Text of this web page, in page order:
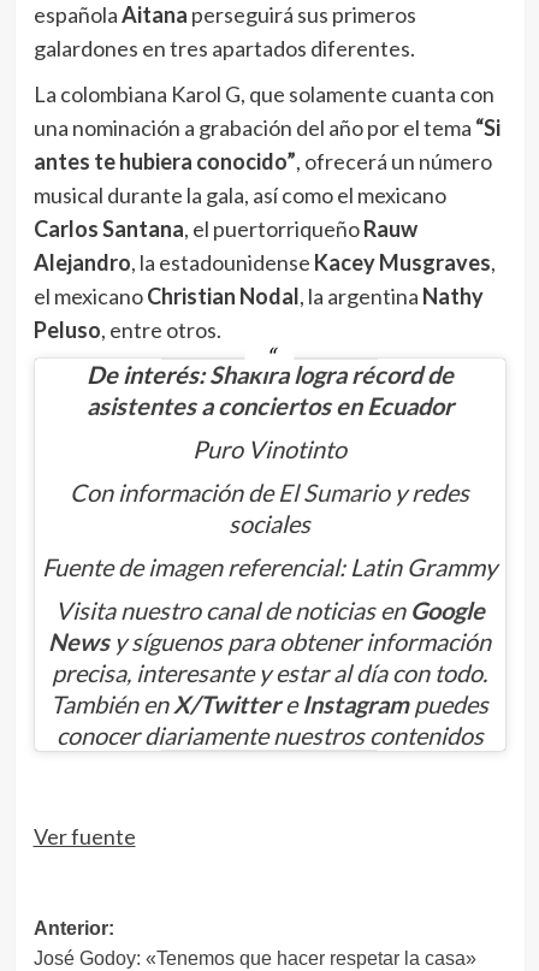
españolaAitana perseguirá sus primeros
galardones en tres apartados diferentes.
La colombiana Karol G, que solamente cuanta con
una nominación a grabación del año por el tema “Si
antes te hubiera conocido”, ofrecerá un número
musical durante la gala, así como el mexicano
Carlos Santana, el puertorriqueñoRauw
Alejandro, la estadounidense Kacey Musgraves,
el mexicanoChristian Nodal, la argentina Nathy
Peluso, entre otros.
De interés:Shakira logra récord de
asistentes a conciertos en Ecuador
Puro Vinotinto
Con información deEl Sumario y redes
sociales
Fuente de imagen referencial: Latin Grammy
Visita nuestro canal de noticias en Google
Newsy síguenos para obtener información
precisa, interesante y estar al día con todo.
También enX/TwittereInstagrampuedes
conocer diariamente nuestros contenidos
Ver fuente
Navegación
Anterior:
José Godoy: «Tenemos que hacer respetar la casa»